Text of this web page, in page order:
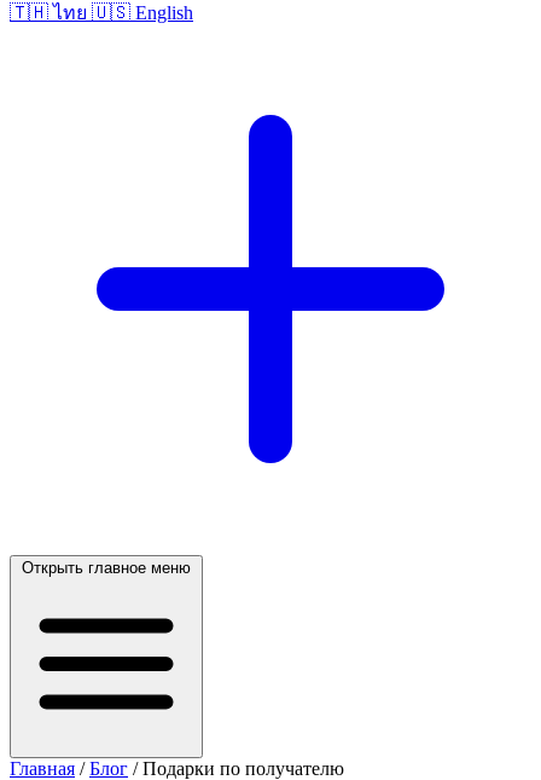
🇹🇭 ไทย 🇺🇸 English
Открыть главное меню
Главная / Блог / Подарки по получателю